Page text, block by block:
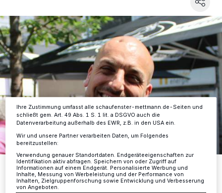
Silvio Miglietta betreibt das Café Dal Pastore, einen beliebten
Treffpunkt in der Mettmanner City. Michael Hoffstaedter führt das
Geschäft Mode Hoffstaedter gleich nebenan.
Foto: D. Herrmann
personenbezogene Daten wie Browserdaten oder eindeutige
Kennungen auf Ihrem Gerät zu. Durch Auswahl von OK aktivieren Sie
Tracking-Technologien für die unter „Wir und unsere Partner
verarbeiten Daten, um Ihnen Dienste bereitzustellen“ aufgeführten
Zwecke. Wenn Tracker deaktiviert sind, sind manche Inhalte und
Anzeigen möglicherweise nicht mehr so relevant für Sie. Sie können
dieses Menü jederzeit wieder aufrufen, um Ihre Einstellungen zu
ändern oder Ihre Einwilligung zu widerrufen, indem Sie auf den Link
Einstellungen oder Ablehnen am unteren Rand der Webseite klicken.
Ihre Einstellungen gelten innerhalb unseres Website. Weitere
Informationen finden Sie in unserer Datenschutzerklärung.
Ihre Zustimmung umfasst alle schaufenster-mettmann.de-Seiten und
schließt gem. Art. 49 Abs. 1 S. 1 lit. a DSGVO auch die
Datenverarbeitung außerhalb des EWR, z.B. in den USA ein.
Wir und unsere Partner verarbeiten Daten, um Folgendes
bereitzustellen:
Verwendung genauer Standortdaten. Endgeräteeigenschaften zur
Identifikation aktiv abfragen. Speichern von oder Zugriff auf
Informationen auf einem Endgerät. Personalisierte Werbung und
Inhalte, Messung von Werbeleistung und der Performance von
Inhalten, Zielgruppenforschung sowie Entwicklung und Verbesserung
von Angeboten.